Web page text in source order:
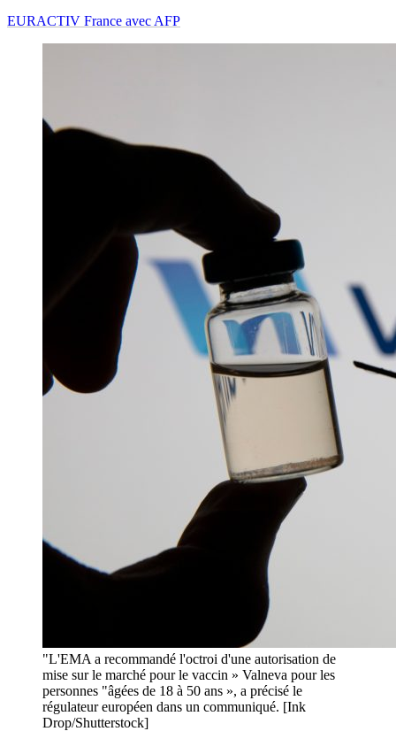
EURACTIV France avec AFP
"L'EMA a recommandé l'octroi d'une autorisation de
mise sur le marché pour le vaccin » Valneva pour les
personnes "âgées de 18 à 50 ans », a précisé le
régulateur européen dans un communiqué. [Ink
Drop/Shutterstock]